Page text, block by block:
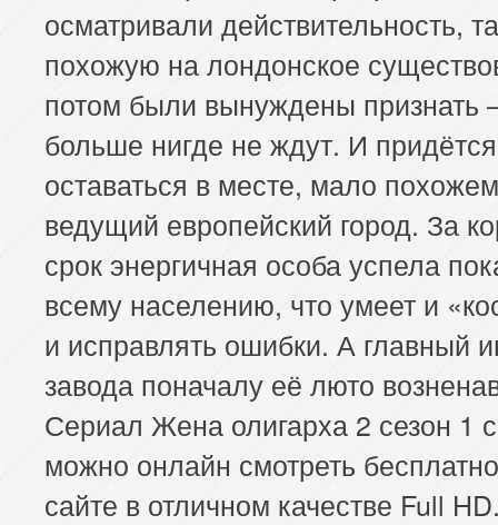
осматривали действительность,
похожую на лондонское
потом были вынуждены признать
больше нигде не ждут. И придётся
оставаться в месте, мало
ведущий европейский город. За
срок энергичная особа успела
всему населению, что умеет и
и исправлять ошибки. А главный
завода поначалу её люто
Сериал Жена олигарха 2 сезон 1
можно онлайн смотреть
сайте в отличном качестве Full